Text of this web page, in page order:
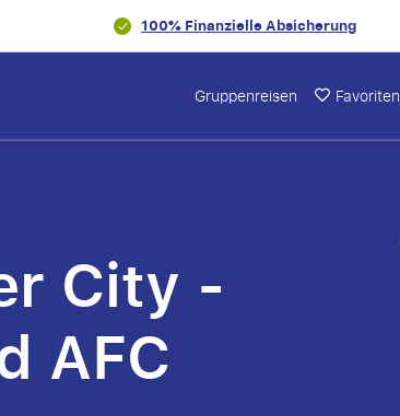
100% Finanzielle Absicherung
Gruppenreisen Favoriten
City -
AFC